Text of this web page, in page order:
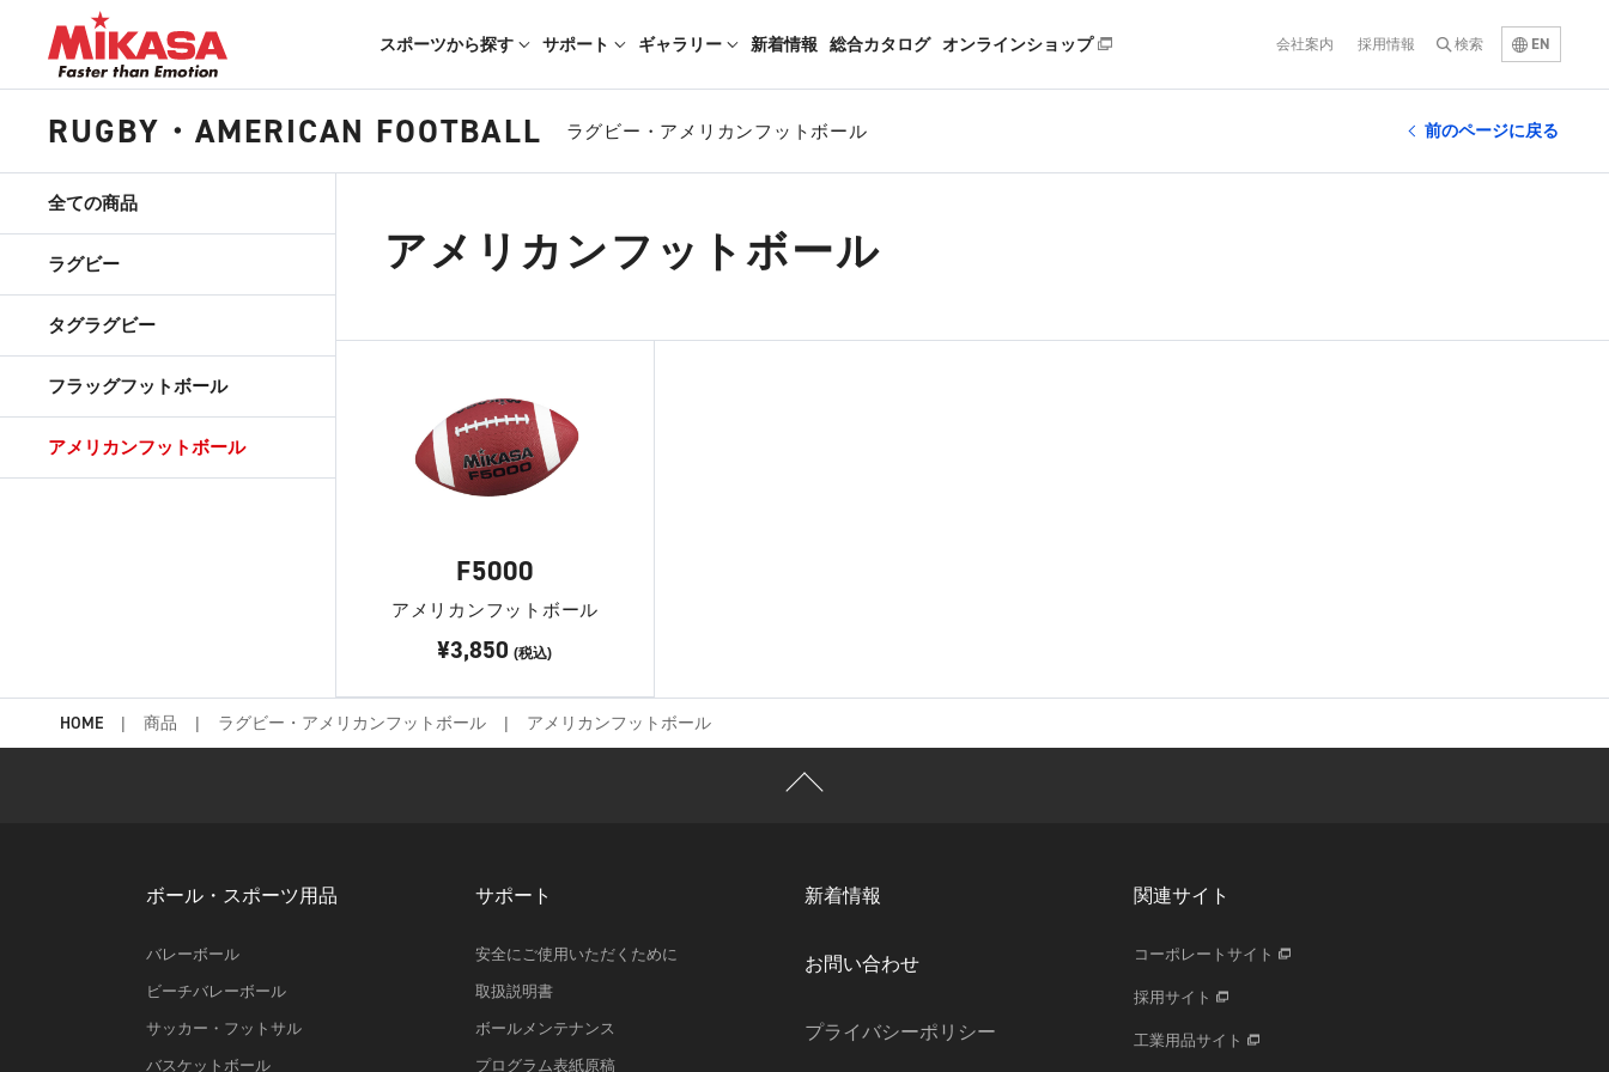
スポーツから探す サポート ギャラリー 新着情報 総合カタログ オンラインショップ 会社案内 採用情報 検索 EN
RUGBY・AMERICAN FOOTBALL ラグビー・アメリカンフットボール 前のページに戻る
アメリカンフットボール
F5000
アメリカンフットボール
¥3,850 (税込)
全ての商品
ラグビー
タグラグビー
フラッグフットボール
アメリカンフットボール
HOME 商品 ラグビー・アメリカンフットボール アメリカンフットボール
ボール・スポーツ用品
バレーボール
ビーチバレーボール
サッカー・フットサル
バスケットボール
サポート
安全にご使用いただくために
取扱説明書
ボールメンテナンス
プログラム表紙原稿
新着情報
お問い合わせ
プライバシーポリシー
関連サイト
コーポレートサイト
採用サイト
工業用品サイト